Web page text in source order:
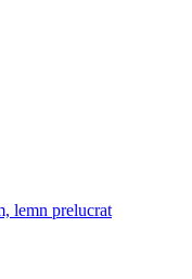
lemn prelucrat